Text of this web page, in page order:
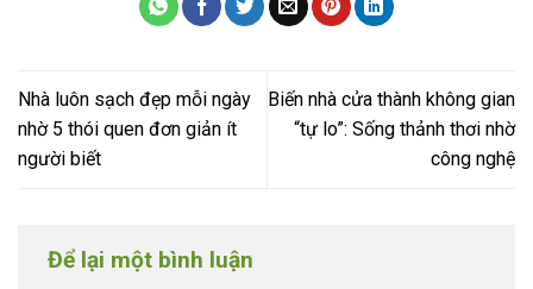
Nhà luôn sạch đẹp mỗi ngày
nhờ 5 thói quen đơn giản ít
người biết
Biến nhà cửa thành không gian
“tự lo”: Sống thảnh thơi nhờ
công nghệ
Để lại một bình luận